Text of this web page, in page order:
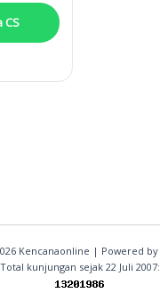
CS
Kencanaonline | Powered by
Total kunjungan sejak 22 Juli 2007: